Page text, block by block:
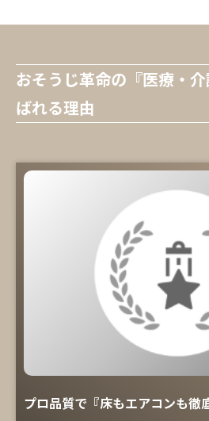
おそうじ革命の『医療・
ばれる理由
プロ品質で『床もエアコンも徹